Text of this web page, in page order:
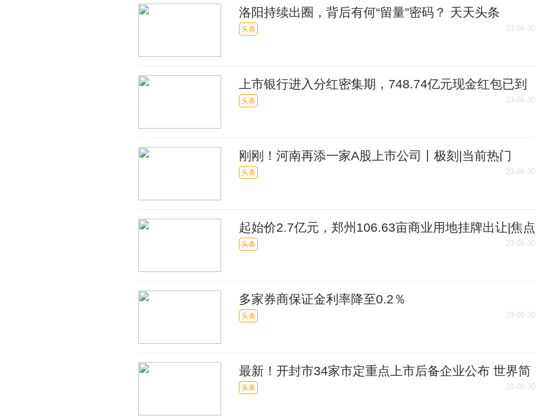
洛阳持续出圈，背后有何“留量”密码？ 天天头条
头条 23-06-30
上市银行进入分红密集期，748.74亿元现金红包已到
账 天天短讯
头条 23-06-30
刚刚！河南再添一家A股上市公司丨极刻|当前热门
头条 23-06-30
起始价2.7亿元，郑州106.63亩商业用地挂牌出让|焦点
快看
头条 23-06-30
多家券商保证金利率降至0.2％
头条 23-06-30
最新！开封市34家市定重点上市后备企业公布 世界简
讯
头条 23-06-30